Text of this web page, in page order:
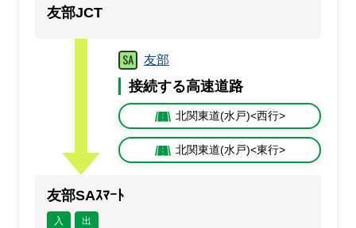
友部JCT
友部
接続する高速道路
北関東道(水戸)<西行>
北関東道(水戸)<東行>
友部SAｽﾏｰﾄ
入 出